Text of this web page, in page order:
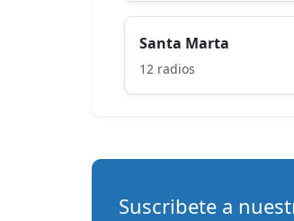
Santa Marta
12 radios
Suscribete a